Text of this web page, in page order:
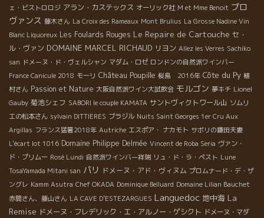
ェ・ビストロロジ アラン・カステックス オーリック社 M et Mme Benoit プロ
ヴァンス 藤木さん La Croix des Rameaux Mont Brulius La Grosse Nadine Vin
Blanc Liquoreux Les Foulards Rouges Le Repaire de Cartouche セ・
ル・ヴァン DOMAINE MARCEL RICHAUD リヨン Allez les Verres Sachiko
san ドメーヌ・ド・ヴェルシャン マダム・ロゼ ロンドンの自然派ワインバー
France Canicule 2018 モーリ Château Poupille 桜島 2016年 Côte du Py 植
村さん Passion et Nature 大阪自然派ワイン大試飲会 モルゴン 夢キチ Lionel
Gauby 菊池シェフ SABORI le couple KAMATA サントヴィクトワール山 ソムリ
エの松本さん sylvain DITTIERES ブラジル Nuits Saint Georges 1er Cru Aux
Argillas フランス猛暑2018年 Autriche エスポア・ ナカモト サボリの鎌田夫妻
L'écart lot 1016 Domaine Philippe Delmée Vincent de Roba Seria ヴァン・
ド・プリムー Rosé Lundi 自然派ワインバー祥瑞 リュ・ド・ラ・ペスト Lune
TosaYamada Mitani san パリ ドメーヌ・アド・ヴィヌム プロムナード・デ・ザ
ングレ Kamm Asutra Chef OKADA Dominique Belluard Domaine Lilian Bauchet
赤間さん、藤山さん LA CAVE D’ESTEZARGUES Languedoc 地中海 La
Remise ドメーヌ・フレデリック・エ・アルノー・ゲシクト ドメーヌ・マダ